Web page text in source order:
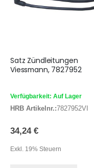
Satz Zündleitungen
Viessmann, 7827952
Verfügbarkeit: Auf Lager
HRB Artikelnr.:7827952VI
34,24 €
Exkl. 19% Steuern